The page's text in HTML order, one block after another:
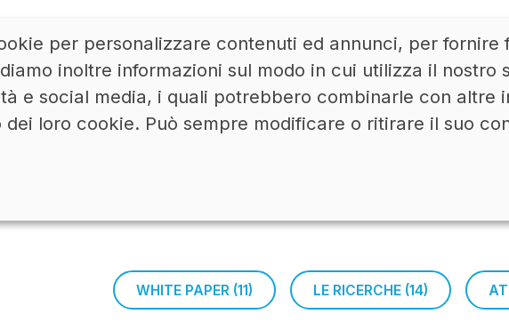
ACCEDI LINKEDIN CONTATTI
WHITE PAPER (11) LE RICERCHE (14)
per personalizzare contenuti ed annunci, per fornire
inoltre informazioni sul modo in cui utilizza il nostro
e social media, i quali potrebbero combinarle con altre
loro cookie. Può sempre modificare o ritirare il suo